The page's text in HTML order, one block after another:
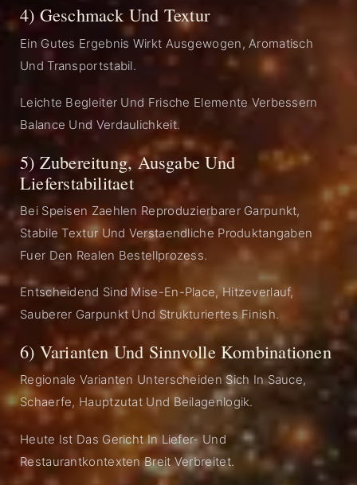
4) Geschmack Und Textur
Ein Gutes Ergebnis Wirkt Ausgewogen, Aromatisch
Und Transportstabil.
Leichte Begleiter Und Frische Elemente Verbessern
Balance Und Verdaulichkeit.
5) Zubereitung, Ausgabe Und
Lieferstabilitaet
Bei Speisen Zaehlen Reproduzierbarer Garpunkt,
Stabile Textur Und Verstaendliche Produktangaben
Fuer Den Realen Bestellprozess.
Entscheidend Sind Mise-En-Place, Hitzeverlauf,
Sauberer Garpunkt Und Strukturiertes Finish.
6) Varianten Und Sinnvolle Kombinationen
Regionale Varianten Unterscheiden Sich In Sauce,
Schaerfe, Hauptzutat Und Beilagenlogik.
Heute Ist Das Gericht In Liefer- Und
Restaurantkontexten Breit Verbreitet.